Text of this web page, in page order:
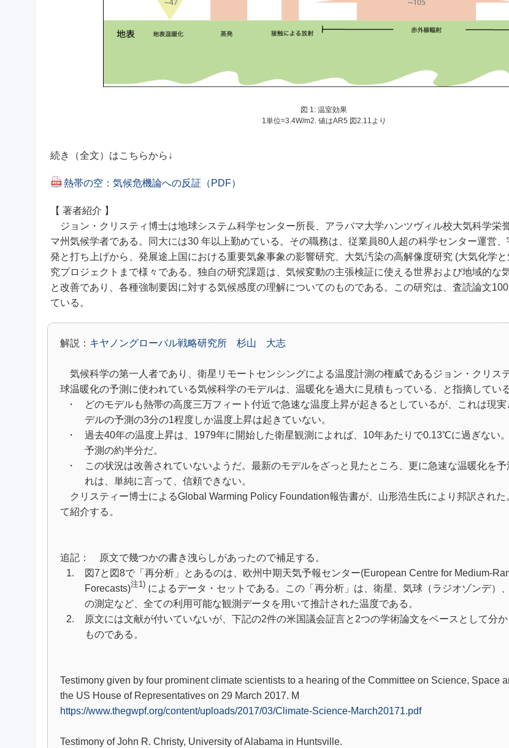
図 1: 温室効果
1単位≈3.4W/m2. 値はAR5 図2.11より
続き（全文）はこちらから↓
熱帯の空：気候危機論への反証（PDF）
【 著者紹介 】
ジョン・クリスティ博士は地球システム科学センター所長、アラバマ大学ハンツヴィル校大気科学栄
マ州気候学者である。同大には30 年以上勤めている。その職務は、従業員80人超の科学センター運営
発と打ち上げから、発展途上国における重要気象事象の影響研究、大気汚染の高解像度研究 (大気化学
究プロジェクトまで様々である。独自の研究課題は、気候変動の主張検証に使える世界および地域的な
と改善であり、各種強制要因に対する気候感度の理解についてのものである。この研究は、査読論文
ている。
解説： キヤノングローバル戦略研究所 杉山 大志
気候科学の第一人者であり、衛星リモートセンシングによる温度計測の権威であるジョン・クリス
球温暖化の予測に使われている気候科学のモデルは、温暖化を過大に見積もっている、と指摘している
・
どのモデルも熱帯の高度三万フィート付近で急速な温度上昇が起きるとしているが、これは現
デルの予測の3分の1程度しか温度上昇は起きていない。
・
過去40年の温度上昇は、1979年に開始した衛星観測によれば、10年あたりで0.13℃に過ぎない
予測の約半分だ。
・
この状況は改善されていないようだ。最新のモデルをざっと見たところ、更に急速な温暖化を予
れは、単純に言って、信頼できない。
クリスティー博士によるGlobal Warming Policy Foundation報告書が、山形浩生氏により邦訳された
て紹介する。
追記： 原文で幾つかの書き洩らしがあったので補足する。
1.
図7と図8で「再分析」とあるのは、欧州中期天気予報センター(European Centre for Medium-
Forecasts)注1) によるデータ・セットである。この「再分析」は、衛星、気球（ラジオゾンデ）
の測定など、全ての利用可能な観測データを用いて推計された温度である。
2.
原文には文献が付いていないが、下記の2件の米国議会証言と2つの学術論文をベースとして分
ものである。
Testimony given by four prominent climate scientists to a hearing of the Committee on Science, Space
the US House of Representatives on 29 March 2017. M
https://www.thegwpf.org/content/uploads/2017/03/Climate-Science-March20171.pdf
Testimony of John R. Christy, University of Alabama in Huntsville.